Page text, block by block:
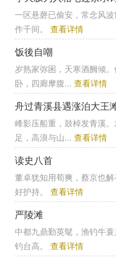
一区悬磬已偷安，常念风
作千间。 查看详情
饭後自嘲
岁熟家弥困，天寒酒阙倾
卧，四廊摩腹... 查看详情
舟过青溪县遇涨泊大王
峰影压船重，鼓棹发青溪
足，高浪与山... 查看详情
读史八首
董卓犹知用荀爽，蔡京也
好护持。 查看详情
严陵滩
中都九鼎勤英髦，渔钓牛
钓台高。 查看详情